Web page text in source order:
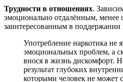
Трудности в отношениях.
эмоционально отдалённым,
заинтересованным в
Употребление наркотика не
эмоциональных проблем, а
внося в жизнь дискомфорт.
результат глубоких
которыми человек не может